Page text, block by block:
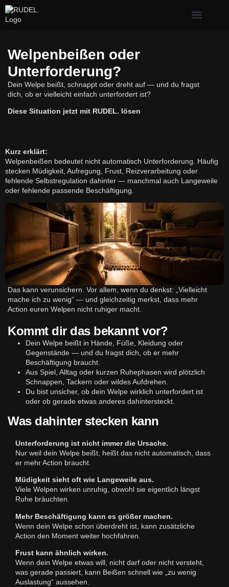
Welpenbeißen oder
Unterforderung?
Dein Welpe beißt, schnappt oder dreht auf — und du fragst
dich, ob er vielleicht einfach unterfordert ist?
Diese Situation jetzt mit RUDEL. lösen
Kurz erklärt:
Welpenbeißen bedeutet nicht automatisch Unterforderung. Häufig
stecken Müdigkeit, Aufregung, Frust, Reizverarbeitung oder
fehlende Selbstregulation dahinter — manchmal auch Langeweile
oder fehlende passende Beschäftigung.
Das kann verunsichern. Vor allem, wenn du denkst: „Vielleicht
mache ich zu wenig“ — und gleichzeitig merkst, dass mehr
Action euren Welpen nicht ruhiger macht.
Kommt dir das bekannt vor?
Dein Welpe beißt in Hände, Füße, Kleidung oder
Gegenstände — und du fragst dich, ob er mehr
Beschäftigung braucht.
Aus Spiel, Alltag oder kurzen Ruhephasen wird plötzlich
Schnappen, Tackern oder wildes Aufdrehen.
Du bist unsicher, ob dein Welpe wirklich unterfordert ist
oder ob gerade etwas anderes dahintersteckt.
Was dahinter stecken kann
Unterforderung ist nicht immer die Ursache.
Nur weil dein Welpe beißt, heißt das nicht automatisch, dass
er mehr Action braucht.
Müdigkeit sieht oft wie Langeweile aus.
Viele Welpen wirken unruhig, obwohl sie eigentlich längst
Ruhe bräuchten.
Mehr Beschäftigung kann es größer machen.
Wenn dein Welpe schon überdreht ist, kann zusätzliche
Action den Moment weiter hochfahren.
Frust kann ähnlich wirken.
Wenn dein Welpe etwas will, nicht darf oder nicht versteht,
was gerade passiert, kann Beißen schnell wie „zu wenig
Auslastung“ aussehen.